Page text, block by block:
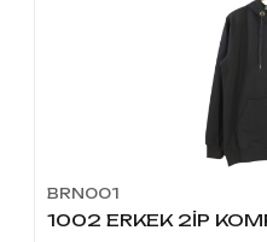
BRN001